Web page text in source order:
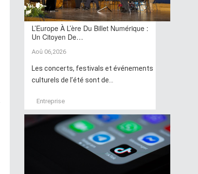
L’Europe À L’ère Du Billet Numérique :
Un Citoyen De…
Aoû 06,2026
Les concerts, festivals et événements
culturels de l’été sont de...
Entreprise